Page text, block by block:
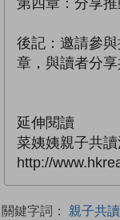
第四章：分享推
後記：邀請參
章，與讀者分享
延伸閱讀
菜姨姨親子共讀
http://
關鍵字詞： 親子共讀